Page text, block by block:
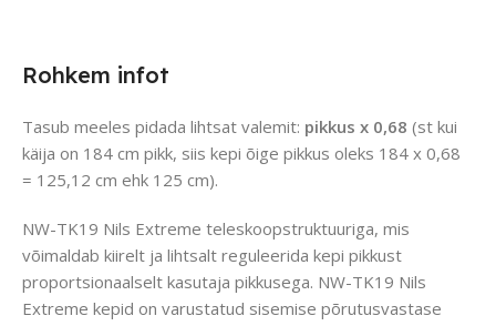
Rohkem infot
Tasub meeles pidada lihtsat valemit: pikkus x 0,68 (st kui
käija on 184 cm pikk, siis kepi õige pikkus oleks 184 x 0,68
= 125,12 cm ehk 125 cm).
NW-TK19 Nils Extreme teleskoopstruktuuriga, mis
võimaldab kiirelt ja lihtsalt reguleerida kepi pikkust
proportsionaalselt kasutaja pikkusega. NW-TK19 Nils
Extreme kepid on varustatud sisemise põrutusvastase